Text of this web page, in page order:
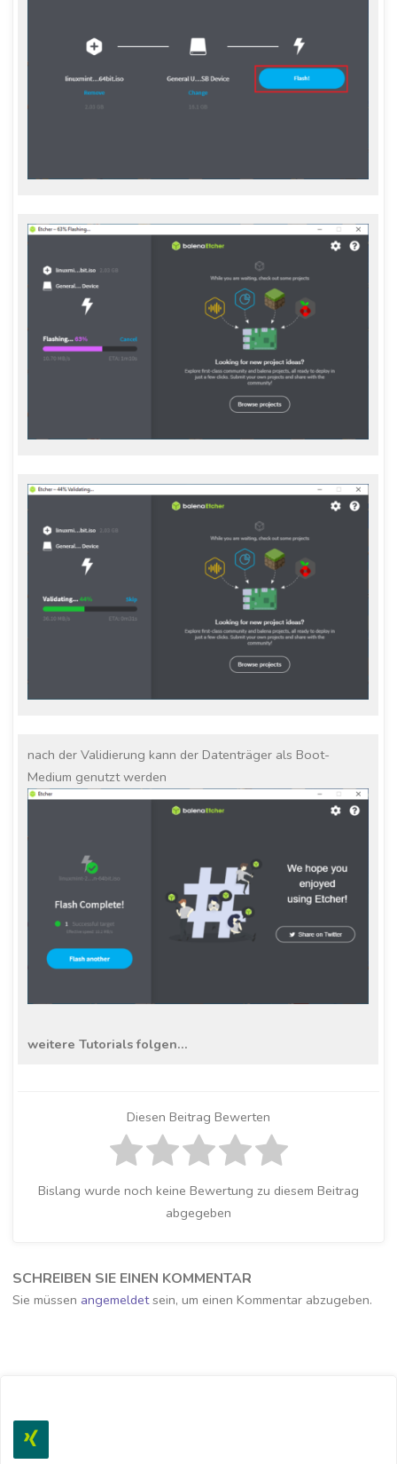
nach der Validierung kann der Datenträger als Boot-
Medium genutzt werden
weitere Tutorials folgen…
Diesen Beitrag Bewerten
Bislang wurde noch keine Bewertung zu diesem Beitrag
abgegeben
SCHREIBEN SIE EINEN KOMMENTAR
Sie müssen angemeldetsein, um einen Kommentar abzugeben.